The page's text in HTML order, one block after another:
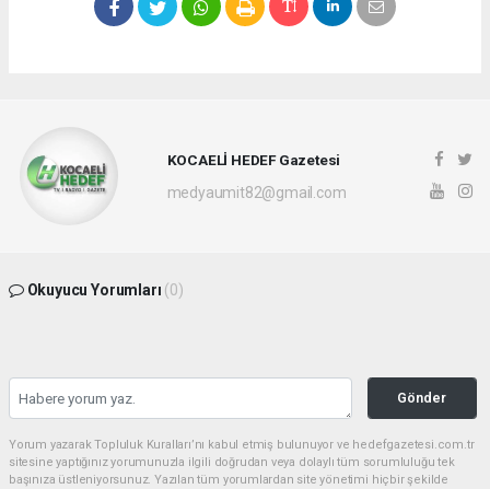
KOCAELİ HEDEF Gazetesi
medyaumit82@gmail.com
Okuyucu Yorumları (0)
Gönder
Yorum yazarak Topluluk Kuralları’nı kabul etmiş bulunuyor ve hedefgazetesi.com.tr
sitesine yaptığınız yorumunuzla ilgili doğrudan veya dolaylı tüm sorumluluğu tek
başınıza üstleniyorsunuz. Yazılan tüm yorumlardan site yönetimi hiçbir şekilde